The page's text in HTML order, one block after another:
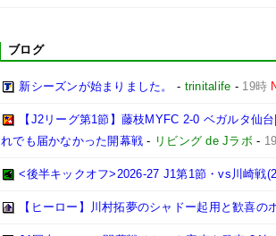
ブログ
新シーズンが始まりました。 - trinitalife - 19時
【J2リーグ第1節】藤枝MYFC 2-0 ベガルタ仙
れでも届かなかった開幕戦 - リビング de Jラボ-
<後半キックオフ>2026-27 J1第1節・vs川崎戦
【ヒーロー】川村拓夢のシャドー起用と歓喜の